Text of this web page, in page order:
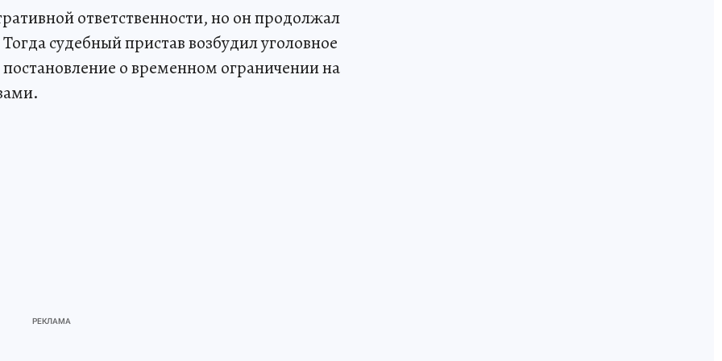
ответственности, но он продолжал
судебный пристав возбудил уголовное
о временном ограничении на